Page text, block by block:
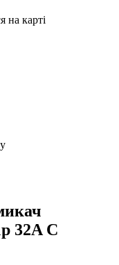
на карті
32A C